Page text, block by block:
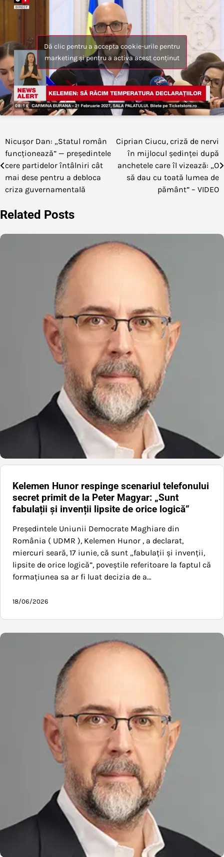
Dă clic pentru a accepta cookie-urile pentru
marketing și pentru a activa acest conținut
Navigare
în
articole
Nicușor Dan: „Statul român
funcționează” — președintele
cere partidelor întâlniri cât
mai dese pentru a debloca
criza guvernamentală
Ciprian Ciucu, criză de nervi
în mijlocul ședinței după
anchetele care îl vizează: „O
să dau cu toată lumea de
pământ” – VIDEO
Related Posts
Kelemen Hunor respinge scenariul telefonului
secret primit de la Peter Magyar: „Sunt
fabulații și invenții lipsite de orice logică”
Președintele Uniunii Democrate Maghiare din
România ( UDMR ), Kelemen Hunor , a declarat,
miercuri seară, 17 iunie, că sunt „fabulații și invenții,
lipsite de orice logică”, poveștile referitoare la faptul că
formațiunea sa ar fi luat decizia de a…
18/06/2026